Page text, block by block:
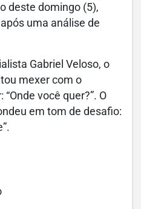
deste domingo (5),
uma análise de
Gabriel Veloso, o
mexer com o
você quer?”. O
em tom de desafio: